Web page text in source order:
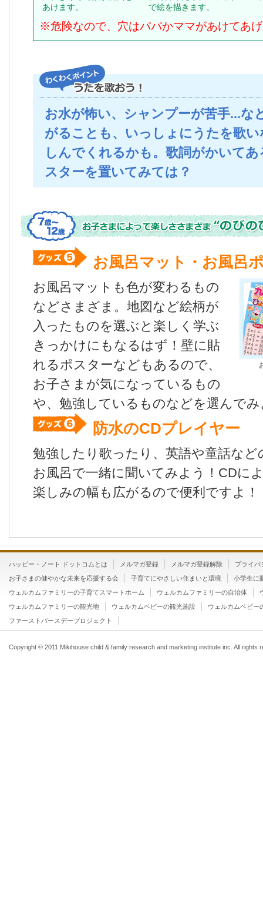
あけます。
で絵を描きます。
※危険なので、穴はパパかママがあけてあ
お水が怖い、シャンプーが苦手...な
がることも、いっしょにうたを歌
しんでくれるかも。歌詞がかいて
スターを置いてみては？
お風呂マット・お風呂
お風呂マットも色が変わるもの
などさまざま。地図など絵柄が
入ったものを選ぶと楽しく学ぶ
きっかけにもなるはず！壁に貼
れるポスターなどもあるので、
お子さまが気になっているもの
や、勉強しているものなどを選んで
防水のCDプレイヤー
勉強したり歌ったり、英語や童話など
お風呂で一緒に聞いてみよう！CDに
楽しみの幅も広がるので便利ですよ！
ハッピー・ノート ドットコムとは メルマガ登録 メルマガ登録解除
プライバ
お子さまの健やかな未来を応援する会
子育てにやさしい住まいと環境
小学生に
ウェルカムファミリーの子育てスマートホーム
ウェルカムファミリーの自治体
ウェルカムファミリーの観光地
ウェルカムベビーの観光施設
ウェルカムベビー
ファーストバースデープロジェクト
Copyright © 2011 Mikihouse child & family research and marketing institute inc. All rights